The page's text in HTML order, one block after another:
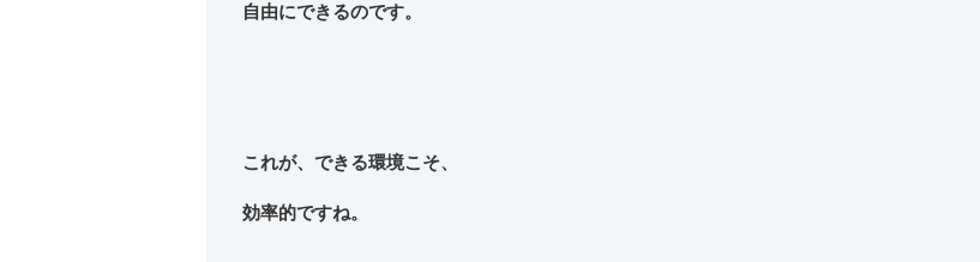
自由にできるのです。
これが、できる環境こそ、
効率的ですね。